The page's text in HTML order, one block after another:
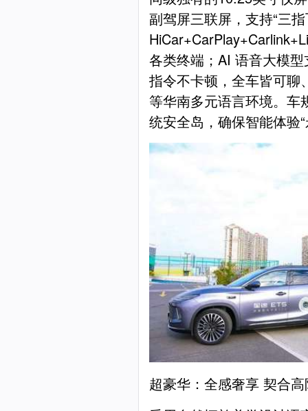
副驾屏三联屏，支持“三
各类终端；AI 语音大模
指令不卡顿，全车皆可聊
等华南多元语言环境。车
统安全岛，确保智能体验
超豪华：全感奢享 契合